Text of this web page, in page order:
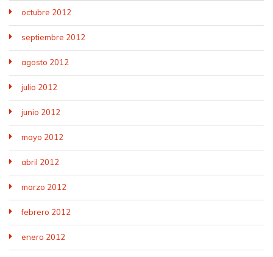
octubre 2012
septiembre 2012
agosto 2012
julio 2012
junio 2012
mayo 2012
abril 2012
marzo 2012
febrero 2012
enero 2012